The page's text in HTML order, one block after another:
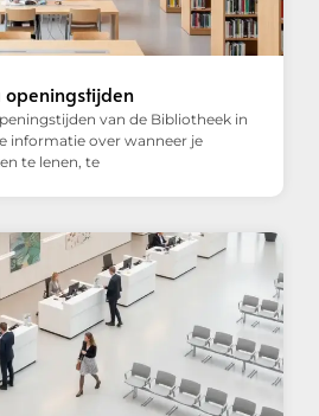
openingstijden
van de Bibliotheek in
informatie over wanneer je
te lenen, te